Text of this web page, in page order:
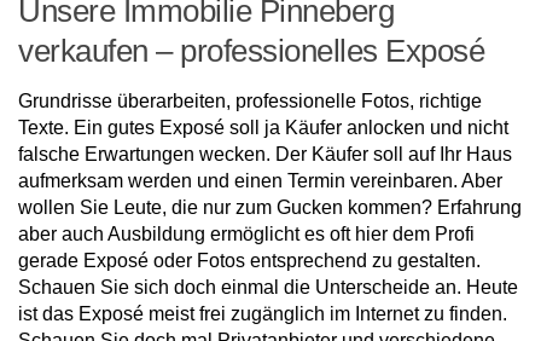
Unsere Immobilie Pinneberg
verkaufen – professionelles Exposé
Grundrisse überarbeiten, professionelle Fotos, richtige
Texte. Ein gutes Exposé soll ja Käufer anlocken und nicht
falsche Erwartungen wecken. Der Käufer soll auf Ihr Haus
aufmerksam werden und einen Termin vereinbaren. Aber
wollen Sie Leute, die nur zum Gucken kommen? Erfahrung
aber auch Ausbildung ermöglicht es oft hier dem Profi
gerade Exposé oder Fotos entsprechend zu gestalten.
Schauen Sie sich doch einmal die Unterscheide an. Heute
ist das Exposé meist frei zugänglich im Internet zu finden.